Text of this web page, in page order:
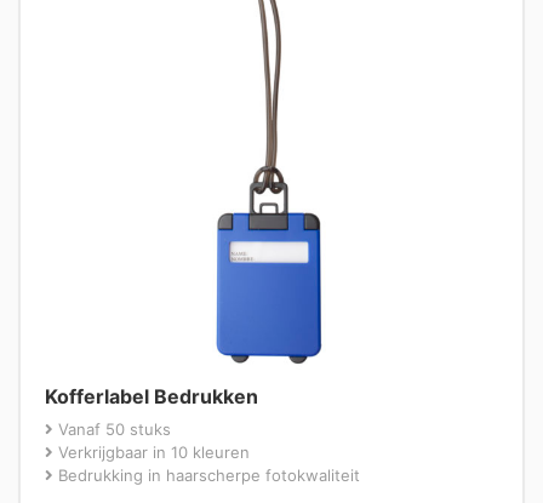
Kofferlabel Bedrukken
Vanaf 50 stuks
Verkrijgbaar in 10 kleuren
Bedrukking in haarscherpe fotokwaliteit